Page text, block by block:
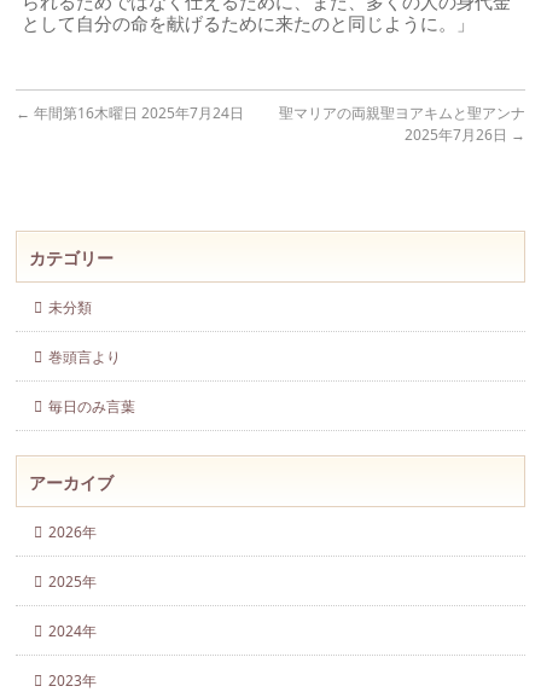
として自分の命を献げるために来たのと同じように。」
← 年間第16木曜日 2025年7月24日
聖マリアの両親聖ヨアキムと聖アンナ
2025年7月26日 →
カテゴリー
未分類
巻頭言より
毎日のみ言葉
アーカイブ
2026年
2025年
2024年
2023年